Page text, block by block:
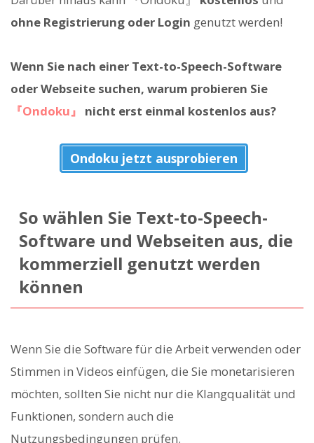
ohne Registrierung oder Login genutzt werden!
Wenn Sie nach einer Text-to-Speech-Software
oder Webseite suchen, warum probieren Sie
『Ondoku』
nicht erst einmal kostenlos aus?
Ondoku jetzt ausprobieren
So wählen Sie Text-to-Speech-
Software und Webseiten aus, die
kommerziell genutzt werden
können
Wenn Sie die Software für die Arbeit verwenden oder
Stimmen in Videos einfügen, die Sie monetarisieren
möchten, sollten Sie nicht nur die Klangqualität und
Funktionen, sondern auch die
Nutzungsbedingungen prüfen.